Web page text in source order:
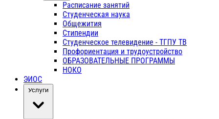
Расписание занятий
Студенческая наука
Общежития
Стипендии
Студенческое телевидение - ТГПУ ТВ
Профориентация и трудоустройство
ОБРАЗОВАТЕЛЬНЫЕ ПРОГРАММЫ
НОКО
ЭИОС
Услуги